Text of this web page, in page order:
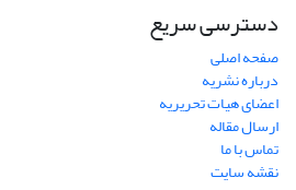
دسترسی سریع
صفحه اصلی
درباره نشریه
اعضای هیات تحریریه
ارسال مقاله
تماس با ما
نقشه سایت